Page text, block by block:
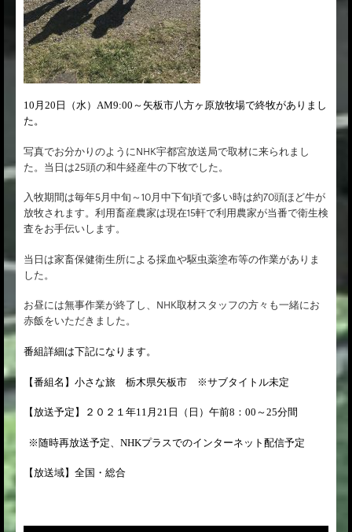
10 月 20 日（水）AM9:00～矢板市八方ヶ原放牧場で終牧がありまし
た。
写真でお分かりのようにNHK宇都宮放送局で取材に来られまし
た。当日は25頭の和牛経産牛の下牧でした。
入牧期間は毎年5月中旬～10月中下旬頃で多い時は約70頭ほど牛が
放牧されます。利用畜産農家は現在15軒で利用農家が当番で衛生検
査をお手伝いします。
当日は家畜保健衛生所による採血や駆虫薬塗布等の作業がありま
した。
お昼には無事作業が終了し、NHK取材スタッフの方々も一緒にお
赤飯をいただきました。
番組詳細は下記になります。
【番組名】小さな旅 栃木県矢板市 ※サブタイトル未定
【放送予定】２０２１年11 月 21 日（日）午前8 ： 00 ～25分間
※随時再放送予定、 NHKプラスでのインターネット配信予定
【放送域】全国・総合